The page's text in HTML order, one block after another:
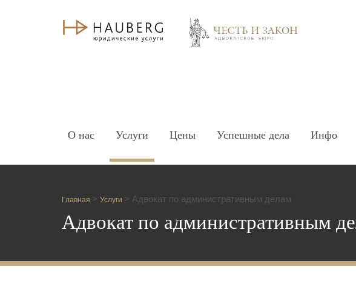
О нас Услуги Цены Успешные дела Инфо
Главная > Услуги > Адвокат по административным делам
Адвокат по административным